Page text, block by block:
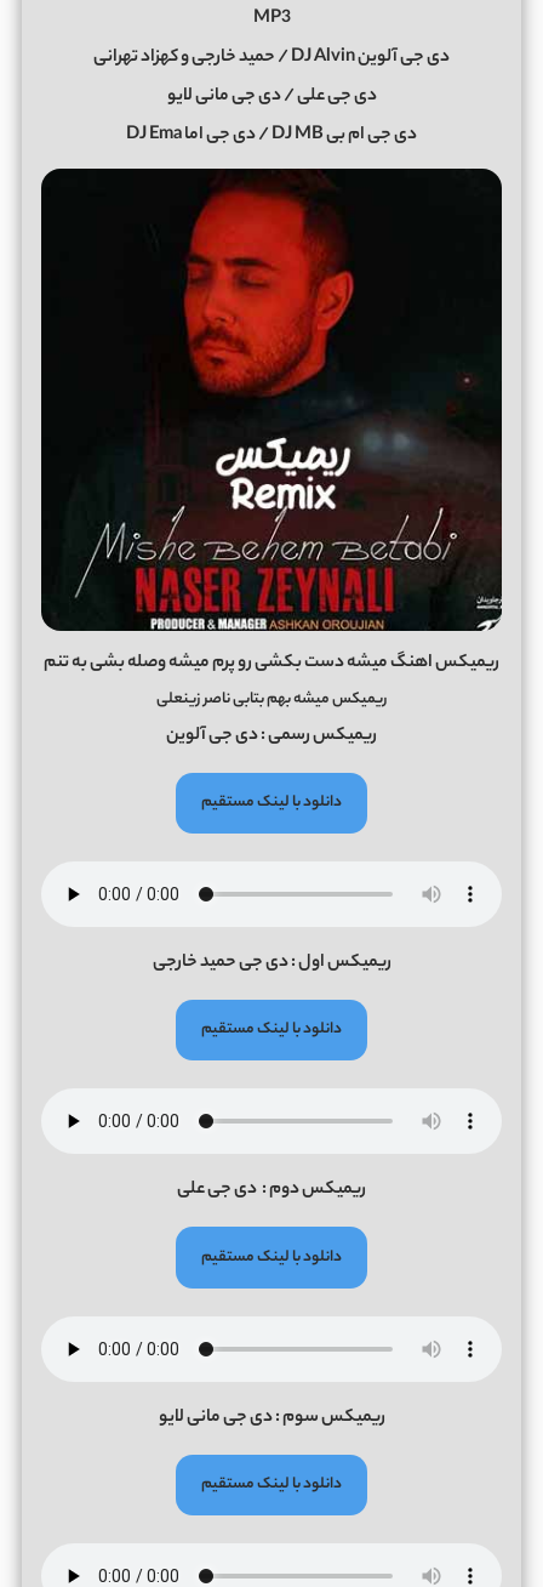
MP3
دی جی آلوین DJ Alvin / حمید خارجی و کهزاد تهرانی
دی جی علی / دی جی مانی لایو
دی جی ام بی DJ MB / دی جی اما DJ Ema
ریمیکس اهنگ میشه دست بکشی رو پرم میشه وصله بشی به تنم
ریمیکس میشه بهم بتابی ناصر زینعلی
ریمیکس رسمی : دی جی آلوین
دانلود با لینک مستقیم
ریمیکس اول : دی جی حمید خارجی
دانلود با لینک مستقیم
ریمیکس دوم : دی جی علی
دانلود با لینک مستقیم
ریمیکس سوم : دی جی مانی لایو
دانلود با لینک مستقیم